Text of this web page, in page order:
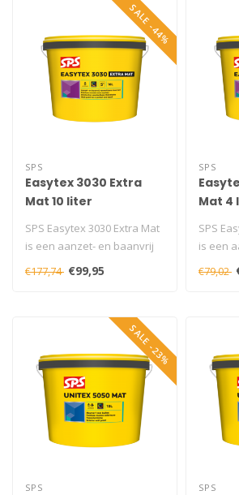
SALE -44%
SPS
Easytex 3030 Extra
Mat 10 liter
SPS Easytex 3030 Extra Mat
is een aanzet- en baanvrij
verwerkbare muurverf. Dé ..
€177,74 €99,95
SPS
Mat 4
SPS
is een
€79,02
SALE -23%
SPS SPS